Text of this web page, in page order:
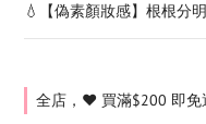
💧【偽素顏妝感】根根分
全店，❤️ 買滿$200 即